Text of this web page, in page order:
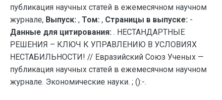
публикация научных статей в ежемесячном научном
журнале, Выпуск: , Том: , Страницы в выпуске: -
Данные для цитирования: . НЕСТАНДАРТНЫЕ
РЕШЕНИЯ – КЛЮЧ К УПРАВЛЕНИЮ В УСЛОВИЯХ
НЕСТАБИЛЬНОСТИ! // Евразийский Союз Ученых —
публикация научных статей в ежемесячном научном
журнале. Экономические науки. ; ():-.